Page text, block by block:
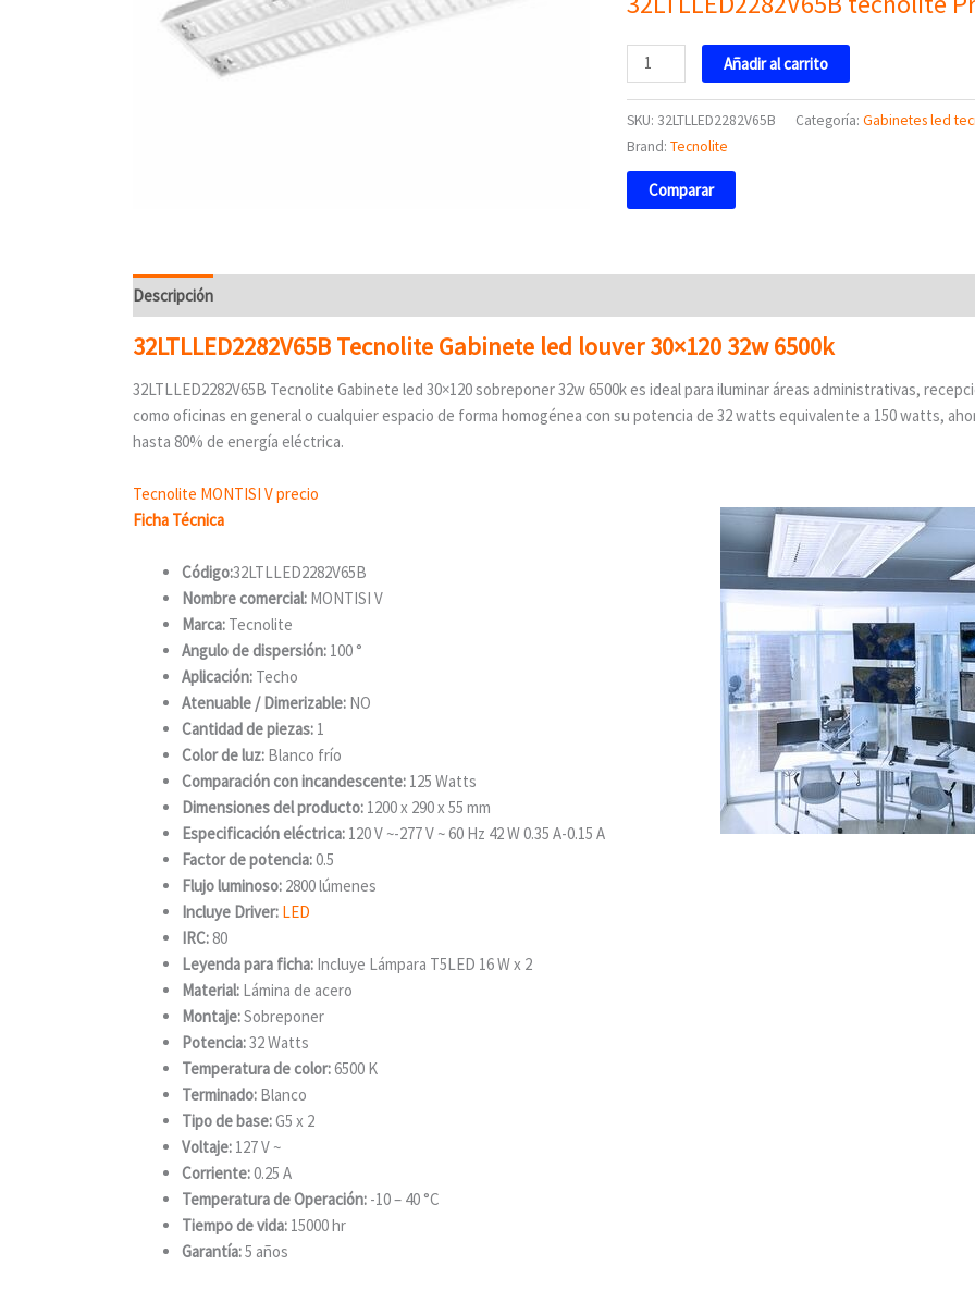
Añadir al carrito
SKU: 32LTLLED2282V65B Categoría: Gabinetes led
Brand: Tecnolite
Comparar
Descripción
32LTLLED2282V65B Tecnolite Gabinete led louver 30×120 32w 6500k
32LTLLED2282V65B Tecnolite Gabinete led 30×120 sobreponer 32w 6500k es ideal para iluminar áreas administrativas,
como oficinas en general o cualquier espacio de forma homogénea con su potencia de 32 watts equivalente a 150 watts,
hasta 80% de energía eléctrica.
Tecnolite MONTISI V precio
Ficha Técnica
Código:32LTLLED2282V65B
Nombre comercial: MONTISI V
Marca: Tecnolite
Angulo de dispersión: 100 °
Aplicación: Techo
Atenuable / Dimerizable: NO
Cantidad de piezas: 1
Color de luz: Blanco frío
Comparación con incandescente: 125 Watts
Dimensiones del producto: 1200 x 290 x 55 mm
Especificación eléctrica: 120 V ~-277 V ~ 60 Hz 42 W 0.35 A-0.15 A
Factor de potencia:0.5
Flujo luminoso: 2800 lúmenes
Incluye Driver: LED
IRC:80
Leyenda para ficha: Incluye Lámpara T5LED 16 W x 2
Material: Lámina de acero
Montaje:Sobreponer
Potencia:32 Watts
Temperatura de color:6500 K
Terminado: Blanco
Tipo de base:G5 x 2
Voltaje: 127 V ~
Corriente:0.25 A
Temperatura de Operación: -10 – 40 °C
Tiempo de vida: 15000 hr
Garantía:5 años